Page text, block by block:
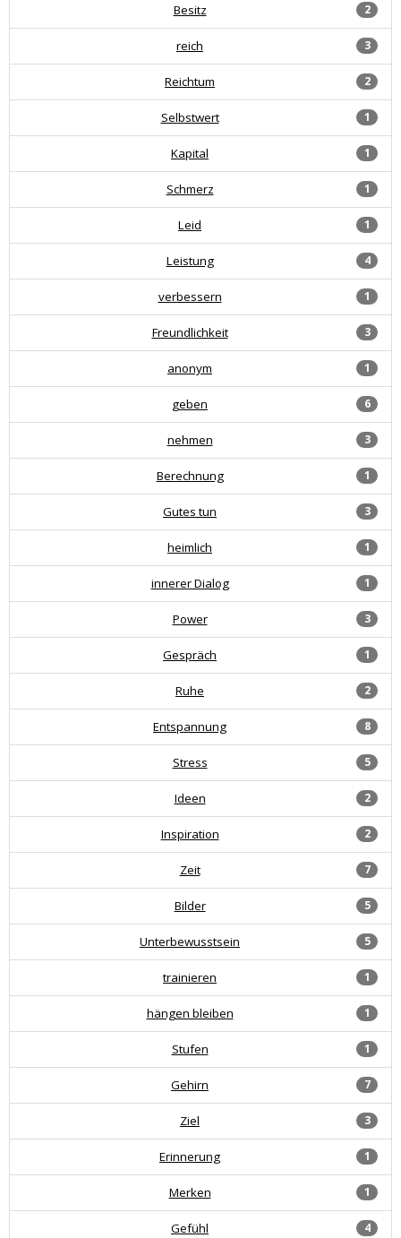
2
Besitz
3
reich
2
Reichtum
1
Selbstwert
1
Kapital
1
Schmerz
1
Leid
4
Leistung
1
verbessern
3
Freundlichkeit
1
anonym
6
geben
3
nehmen
1
Berechnung
3
Gutes tun
1
heimlich
1
innerer Dialog
3
Power
1
Gespräch
2
Ruhe
8
Entspannung
5
Stress
2
Ideen
2
Inspiration
7
Zeit
5
Bilder
5
Unterbewusstsein
1
trainieren
1
hängen bleiben
1
Stufen
7
Gehirn
3
Ziel
1
Erinnerung
1
Merken
4
Gefühl